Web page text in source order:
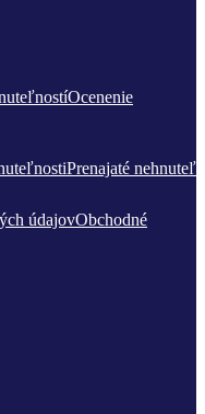
Ocenenie
Prenajaté
údajovObchodné